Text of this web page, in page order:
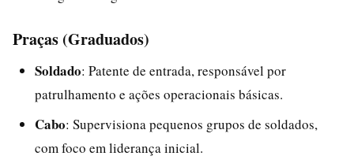
Praças (Graduados)
Soldado: Patente de entrada, responsável por
patrulhamento e ações operacionais básicas.
Cabo: Supervisiona pequenos grupos de soldados,
com foco em liderança inicial.